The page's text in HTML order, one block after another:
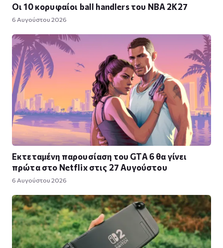
Οι 10 κορυφαίοι ball handlers του NBA 2K27
6 Αυγούστου 2026
Εκτεταμένη παρουσίαση του GTA 6 θα γίνει
πρώτα στο Netflix στις 27 Αυγούστου
6 Αυγούστου 2026